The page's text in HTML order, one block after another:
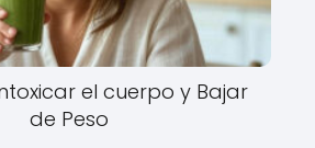
el cuerpo y Bajar
de Peso